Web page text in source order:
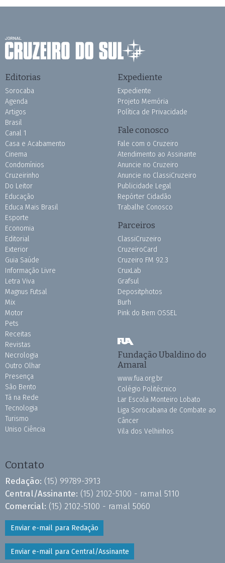
Editorias
Sorocaba
Agenda
Artigos
Brasil
Canal 1
Casa e Acabamento
Cinema
Condomínios
Cruzeirinho
Do Leitor
Educação
Educa Mais Brasil
Esporte
Economia
Editorial
Exterior
Guia Saúde
Informação Livre
Letra Viva
Magnus Futsal
Mix
Motor
Pets
Receitas
Revistas
Necrologia
Outro Olhar
Presença
São Bento
Tá na Rede
Tecnologia
Turismo
Uniso Ciência
Expediente
Expediente
Projeto Memória
Política de Privacidade
Fale conosco
Fale com o Cruzeiro
Atendimento ao Assinante
Anuncie no Cruzeiro
Anuncie no ClassiCruzeiro
Publicidade Legal
Repórter Cidadão
Trabalhe Conosco
Parceiros
ClassiCruzeiro
CruzeiroCard
Cruzeiro FM 92.3
CruxLab
Grafsul
Depositphotos
Burh
Pink do Bem OSSEL
Fundação Ubaldino do
Amaral
www.fua.org.br
Colégio Politécnico
Lar Escola Monteiro Lobato
Liga Sorocabana de Combate ao
Câncer
Vila dos Velhinhos
Contato
Redação: (15) 99789-3913
Central/Assinante: (15) 2102-5100 - ramal 5110
Comercial: (15) 2102-5100 - ramal 5060
Enviar e-mail para Redação
Enviar e-mail para Central/Assinante